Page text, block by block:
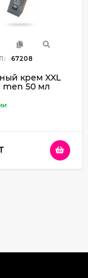
67208
крем XXL
men 50 мл